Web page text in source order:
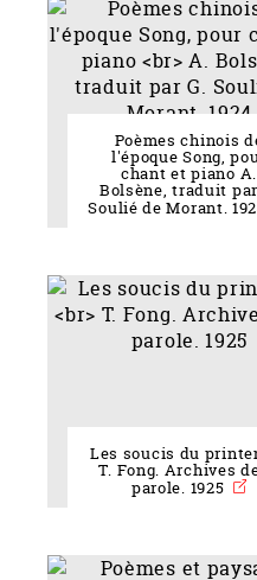
Poèmes chinois
l'époque Song,
chant et piano A.
Bolsène, traduit par
Soulié de Morant.
Les soucis du
T. Fong. Archives
parole. 1925